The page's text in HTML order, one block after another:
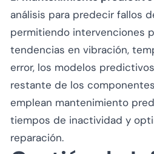
análisis para predecir fallos
permitiendo intervenciones
tendencias en vibración,
error, los modelos
restante de los
emplean mantenimiento
tiempos de inactividad y
reparación.